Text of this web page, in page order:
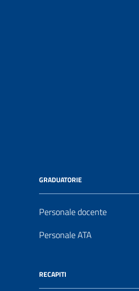
GRADUATORIE
Personale docente
Personale ATA
RECAPITI